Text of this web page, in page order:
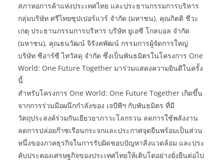
สภาหอการค้าแห่งประเทศไทย และประธานกรรมการบริหาร
กลุ่มบริษัท ศรีไทยซุปเปอร์แวร์ จำกัด (มหาชน), คุณกิตติ ชีวะ
เกตุ ประธานกรรมการบริหาร บริษัท ยูเอซี โกลบอล จำกัด
(มหาชน), คุณธนวัฒน์ จิรังคพัฒน์ กรรมการผู้จัดการใหญ่
บริษัท ซีอาร์ซี ไทวัสดุ จำกัด ซึ่งเป็นพันธมิตรในโครงการ One
World: One Future Together มาร่วมแสดงความยินดีในครั้ง
นี้
สำหรับโครงการ One World: One Future Together เกิดขึ้น
จากการร่วมมือผนึกกำลังของ เจบีพีฯ กับพันธมิตร ที่มี
วัตถุประสงค์ร่วมกันเยียวยาภาวะโลกรวน ลดการใช้พลังงาน
ลดการปล่อยก๊าซเรือนกระจกและประกาศจุดยืนพร้อมเป็นส่วน
หนึ่งของภาคธุรกิจในการรับผิดชอบปัญหาสิ่งแวดล้อม และประ
คับประคองเศรษฐกิจของประเทศไทยให้เติบโตอย่างยั่งยืนต่อไป